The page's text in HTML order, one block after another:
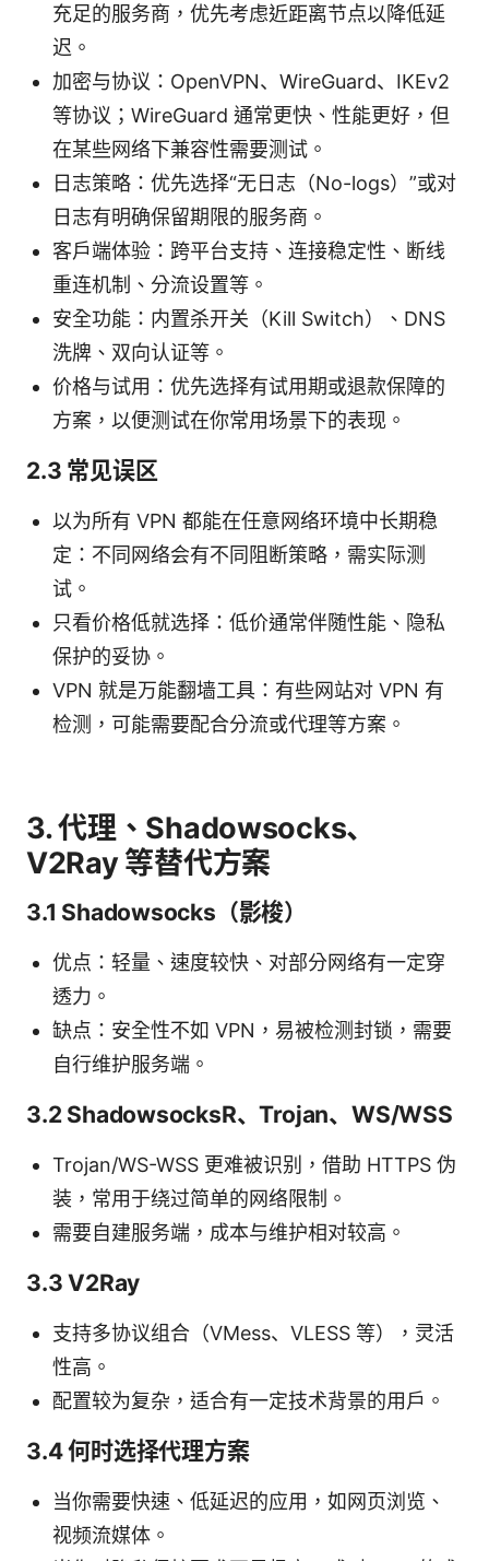
充足的服务商，优先考虑近距离节点以降低延
迟。
加密与协议：OpenVPN、WireGuard、IKEv2
等协议；WireGuard 通常更快、性能更好，但
在某些网络下兼容性需要测试。
日志策略：优先选择“无日志（No-logs）”或对
日志有明确保留期限的服务商。
客户端体验：跨平台支持、连接稳定性、断线
重连机制、分流设置等。
安全功能：内置杀开关（Kill Switch）、DNS
洗牌、双向认证等。
价格与试用：优先选择有试用期或退款保障的
方案，以便测试在你常用场景下的表现。
2.3 常见误区
以为所有 VPN 都能在任意网络环境中长期稳
定：不同网络会有不同阻断策略，需实际测
试。
只看价格低就选择：低价通常伴随性能、隐私
保护的妥协。
VPN 就是万能翻墙工具：有些网站对 VPN 有
检测，可能需要配合分流或代理等方案。
3. 代理、Shadowsocks、
V2Ray 等替代方案
3.1 Shadowsocks（影梭）
优点：轻量、速度较快、对部分网络有一定穿
透力。
缺点：安全性不如 VPN，易被检测封锁，需要
自行维护服务端。
3.2 ShadowsocksR、Trojan、WS/WSS
Trojan/WS-WSS 更难被识别，借助 HTTPS 伪
装，常用于绕过简单的网络限制。
需要自建服务端，成本与维护相对较高。
3.3 V2Ray
支持多协议组合（VMess、VLESS 等），灵活
性高。
配置较为复杂，适合有一定技术背景的用户。
3.4 何时选择代理方案
当你需要快速、低延迟的应用，如网页浏览、
视频流媒体。